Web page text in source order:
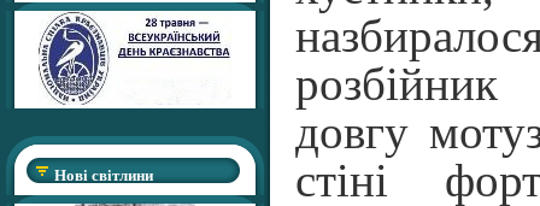
Нові світлини
довгу
стіні